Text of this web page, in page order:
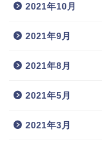
2021年10月
2021年9月
2021年8月
2021年5月
2021年3月